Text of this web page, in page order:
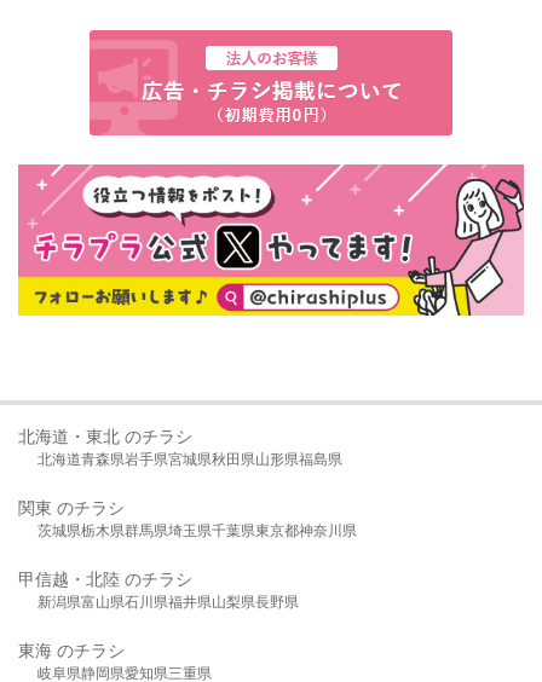
北海道・東北 のチラシ
北海道青森県岩手県宮城県秋田県山形県福島県
関東 のチラシ
茨城県栃木県群馬県埼玉県千葉県東京都神奈川県
甲信越・北陸 のチラシ
新潟県富山県石川県福井県山梨県長野県
東海 のチラシ
岐阜県静岡県愛知県三重県